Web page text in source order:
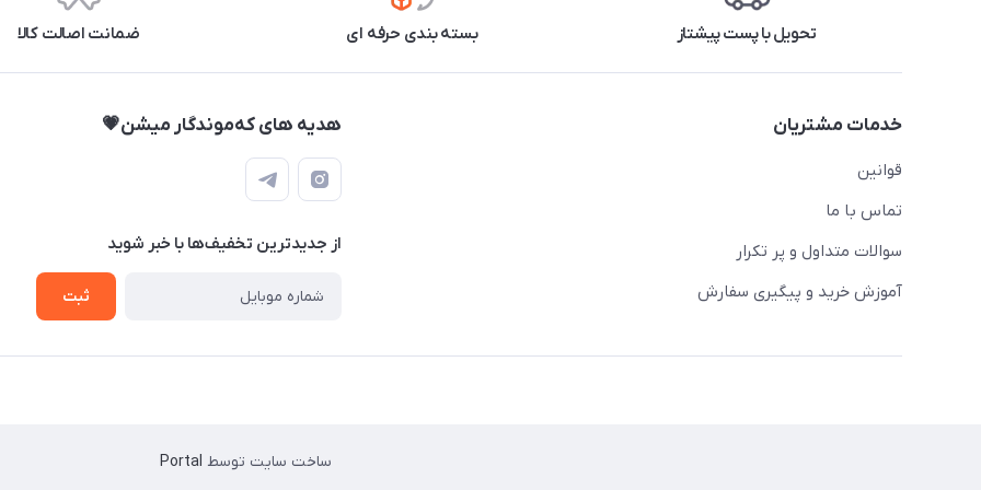
تحویل با پست پیشتاز بسته بندی حرفه ای ضمانت اصالت کالا
خدمات مشتریان
قوانین
تماس با ما
سوالات متداول و پر تکرار
آموزش خرید و پیگیری سفارش
هدیه های که‌موندگار میشن💗
از جدید‌ترین تخفیف‌ها با‌ خبر شوید
ثبت
ساخت سایت توسط Portal